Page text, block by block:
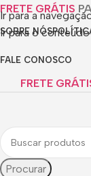
Ir para a
Ir para o
FRETE GRÁTIS
SOBRE NÓS
FALE CONOSCO
FRETE
Procurar